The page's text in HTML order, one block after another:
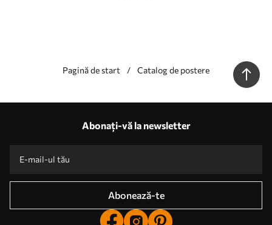
Pagină de start Catalog de postere
Producție în funcție de dimensiunile individuale
Coduri promoționale cu reduceri la comandă!
Abonați-vă la newsletter
Abonează-te